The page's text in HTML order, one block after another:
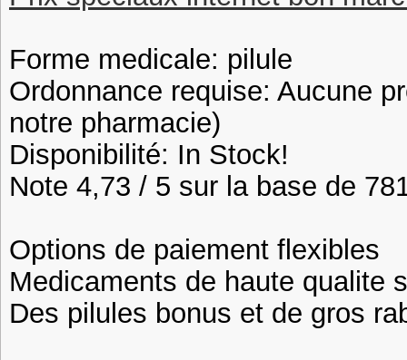
Forme medicale: pilule
Ordonnance requise: Aucune
notre pharmacie)
Disponibilité: In Stock!
Note 4,73 / 5 sur la base de
Options de paiement flexibles
Medicaments de haute qualite
Des pilules bonus et de gros